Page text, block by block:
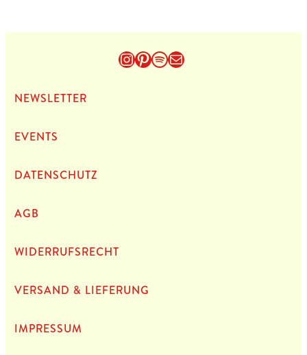
Instagram
Pinterest
Spotify
E-Mail
NEWS­LET­TER
EVENTS
DATEN­SCHUTZ
AGB
WIDERRUFSRECHT
VERSAND & LIEFERUNG
IMPRES­SUM